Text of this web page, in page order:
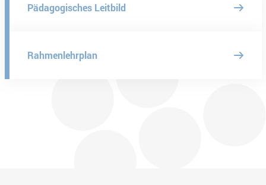
Pädagogisches Leitbild
Rahmenlehrplan